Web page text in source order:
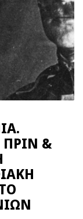
ΠΡΙΝ &